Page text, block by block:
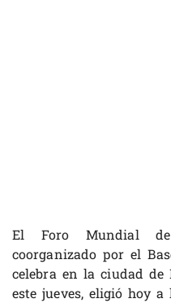
El Foro Mundial del
coorganizado por el
celebra en la ciudad de
este jueves, eligió hoy a